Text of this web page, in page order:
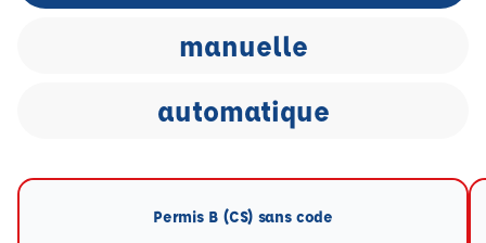
manuelle
automatique
Permis B (CS) sans code